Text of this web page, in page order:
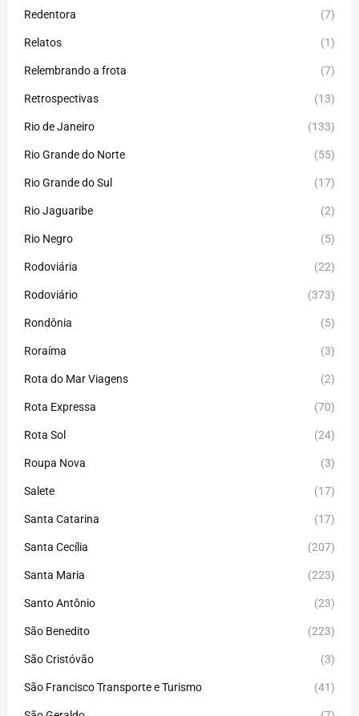
Redentora (7)
Relatos (1)
Relembrando a frota (7)
Retrospectivas (13)
Rio de Janeiro (133)
Rio Grande do Norte (55)
Rio Grande do Sul (17)
Rio Jaguaribe (2)
Rio Negro (5)
Rodoviária (22)
Rodoviário (373)
Rondônia (5)
Roraíma (3)
Rota do Mar Viagens (2)
Rota Expressa (70)
Rota Sol (24)
Roupa Nova (3)
Salete (17)
Santa Catarina (17)
Santa Cecília (207)
Santa Maria (223)
Santo Antônio (23)
São Benedito (223)
São Cristóvão (3)
São Francisco Transporte e Turismo (41)